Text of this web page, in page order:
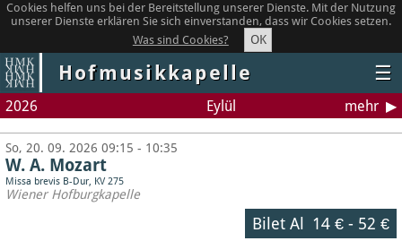
Cookies helfen uns bei der Bereitstellung unserer Dienste. Mit der Nutzung
unserer Dienste erklären Sie sich einverstanden, dass wir Cookies setzen.
Was sind Cookies?
OK
Hofmusikkapelle ☰
2026 Eylül mehr
So, 20. 09. 2026 09:15 - 10:35
W. A. Mozart
Missa brevis B-Dur, KV 275
Wiener Hofburgkapelle
Bilet Al 14 €- 52 €